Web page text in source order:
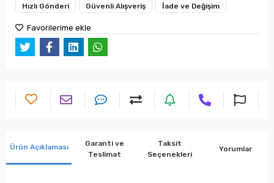
Hızlı Gönderi Güvenli Alışveriş İade ve Değişim
Favorilerime ekle
Ürün Açıklaması
Garanti ve
Teslimat
Taksit
Seçenekleri
Yorumlar